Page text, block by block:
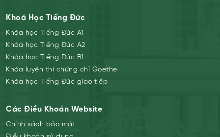
Khoá Học Tiếng Đức
Khóa học Tiếng Đức A1
Khóa học Tiếng Đức A2
Khóa học Tiếng Đức B1
Khóa luyện thi chứng chỉ Goethe
Khóa học Tiếng Đức giao tiếp
Các Điều Khoản Website
Chính sách bảo mật